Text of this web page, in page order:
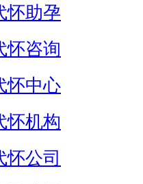
怀助孕
怀咨询
怀中心
怀机构
怀公司